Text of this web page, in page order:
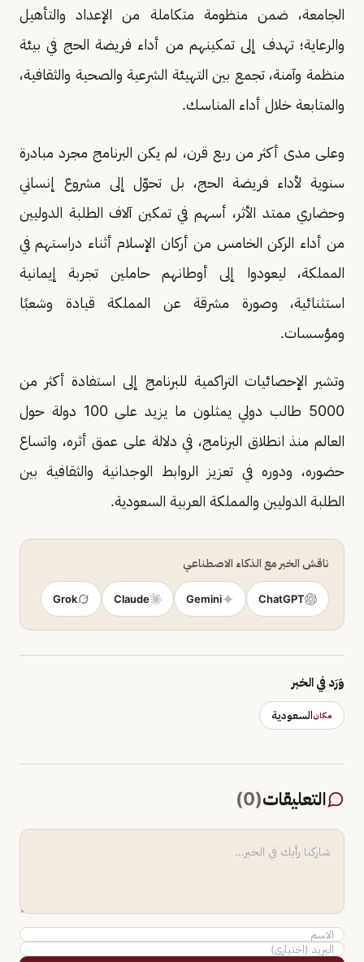
الجامعة، ضمن منظومة متكاملة من الإعداد والتأهيل
والرعاية؛ تهدف إلى تمكينهم من أداء فريضة الحج في بيئة
منظمة وآمنة، تجمع بين التهيئة الشرعية والصحية والثقافية،
والمتابعة خلال أداء المناسك.
وعلى مدى أكثر من ربع قرن، لم يكن البرنامج مجرد مبادرة
سنوية لأداء فريضة الحج، بل تحوّل إلى مشروع إنساني
وحضاري ممتد الأثر، أسهم في تمكين آلاف الطلبة الدوليين
من أداء الركن الخامس من أركان الإسلام أثناء دراستهم في
المملكة، ليعودوا إلى أوطانهم حاملين تجربة إيمانية
استثنائية، وصورة مشرقة عن المملكة قيادة وشعبًا
ومؤسسات.
وتشير الإحصائيات التراكمية للبرنامج إلى استفادة أكثر من
5000 طالب دولي يمثلون ما يزيد على 100 دولة حول
العالم منذ انطلاق البرنامج، في دلالة على عمق أثره، واتساع
حضوره، ودوره في تعزيز الروابط الوجدانية والثقافية بين
الطلبة الدوليين والمملكة العربية السعودية.
ناقش الخبر مع الذكاء الاصطناعي
ChatGPT
Gemini
Claude
Grok
وَرَد في الخبر
مكانالسعودية
التعليقات(
0
)